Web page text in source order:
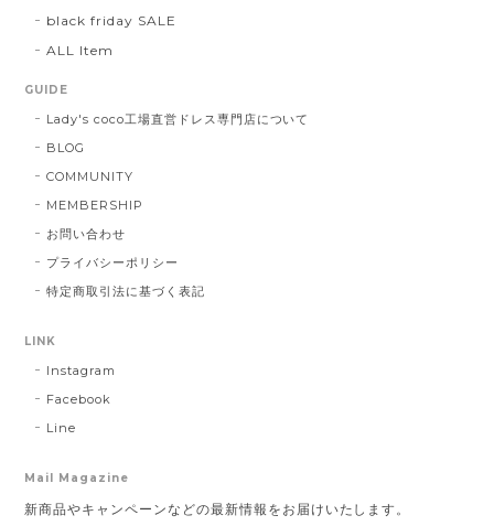
black friday SALE
ALL Item
GUIDE
Lady's coco工場直営ドレス専門店について
BLOG
COMMUNITY
MEMBERSHIP
お問い合わせ
プライバシーポリシー
特定商取引法に基づく表記
LINK
Instagram
Facebook
Line
Mail Magazine
新商品やキャンペーンなどの最新情報をお届けいたします。